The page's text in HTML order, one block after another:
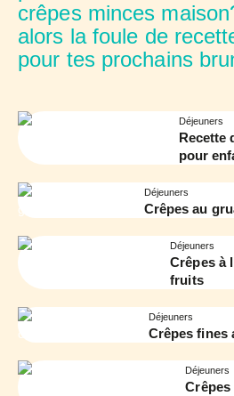
crêpes minces
alors la foule de
pour tes prochains
Déjeuners
Recette
pour
Déjeuners
Crêpes au
Déjeuners
Crêpes à
fruits
Déjeuners
Crêpes fines
Déjeuners
Crêpes